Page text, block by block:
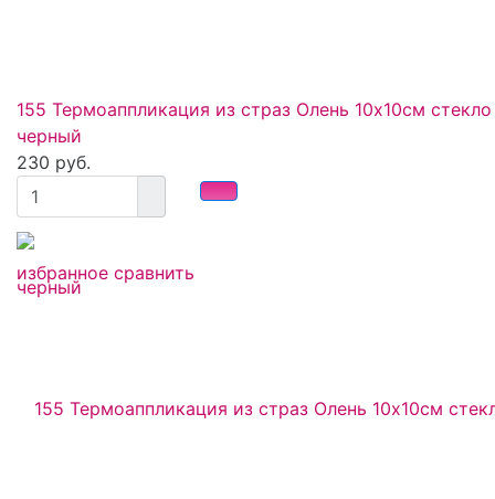
избранное сравнить
155 Термоаппликация из страз Олень 10х10см стекло
черный
230 руб.